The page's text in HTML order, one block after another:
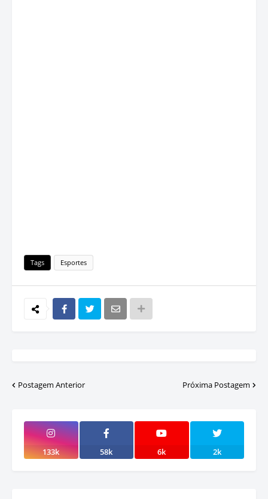
Tags Esportes
Postagem Anterior Próxima Postagem
133k 58k 6k 2k